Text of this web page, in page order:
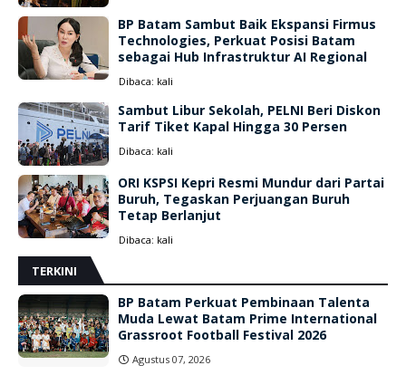
BP Batam Sambut Baik Ekspansi Firmus
Technologies, Perkuat Posisi Batam
sebagai Hub Infrastruktur AI Regional
Dibaca: kali
Sambut Libur Sekolah, PELNI Beri Diskon
Tarif Tiket Kapal Hingga 30 Persen
Dibaca: kali
ORI KSPSI Kepri Resmi Mundur dari Partai
Buruh, Tegaskan Perjuangan Buruh
Tetap Berlanjut
Dibaca: kali
TERKINI
BP Batam Perkuat Pembinaan Talenta
Muda Lewat Batam Prime International
Grassroot Football Festival 2026
Agustus 07, 2026